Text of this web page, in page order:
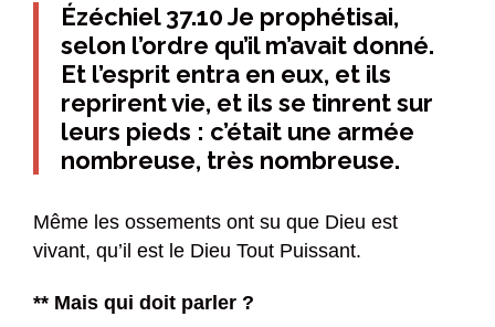
Ézéchiel 37.10 Je prophétisai,
selon l’ordre qu’il m’avait donné.
Et l’esprit entra en eux, et ils
reprirent vie, et ils se tinrent sur
leurs pieds : c’était une armée
nombreuse, très nombreuse.
Même les ossements ont su que Dieu est
vivant, qu’il est le Dieu Tout Puissant.
** Mais qui doit parler ?